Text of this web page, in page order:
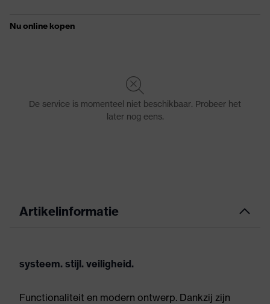
Artikelinformatie
systeem. stijl. veiligheid.
Functionaliteit en modern ontwerp. Dankzij zijn